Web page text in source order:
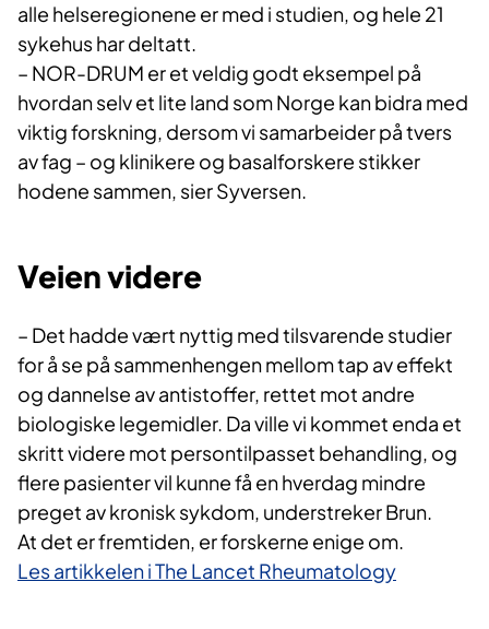
alle helseregionene er med i studien, og hele 21
sykehus har deltatt.
– NOR-DRUM er et veldig godt eksempel på
hvordan selv et lite land som Norge kan bidra med
viktig forskning, dersom vi samarbeider på tvers
av fag – og klinikere og basalforskere stikker
hodene sammen, sier Syversen.
Veien videre
– Det hadde vært nyttig med tilsvarende studier
for å se på sammenhengen mellom tap av effekt
og dannelse av antistoffer, rettet mot andre
biologiske legemidler. Da ville vi kommet enda et
skritt videre mot persontilpasset behandling, og
flere pasienter vil kunne få en hverdag mindre
preget av kronisk sykdom, understreker Brun.
At det er fremtiden, er forskerne enige om.
Les artikkelen i The Lancet Rheumatology